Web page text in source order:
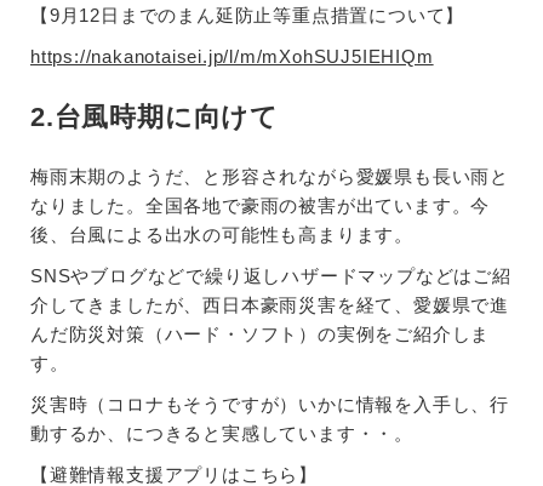
【9月12日までのまん延防止等重点措置について】
https://nakanotaisei.jp/l/m/mXohSUJ5IEHIQm
2.台風時期に向けて
梅雨末期のようだ、と形容されながら愛媛県も長い雨と
なりました。全国各地で豪雨の被害が出ています。今
後、台風による出水の可能性も高まります。
SNSやブログなどで繰り返しハザードマップなどはご紹
介してきましたが、西日本豪雨災害を経て、愛媛県で進
んだ防災対策（ハード・ソフト）の実例をご紹介しま
す。
災害時（コロナもそうですが）いかに情報を入手し、行
動するか、につきると実感しています・・。
【避難情報支援アプリはこちら】